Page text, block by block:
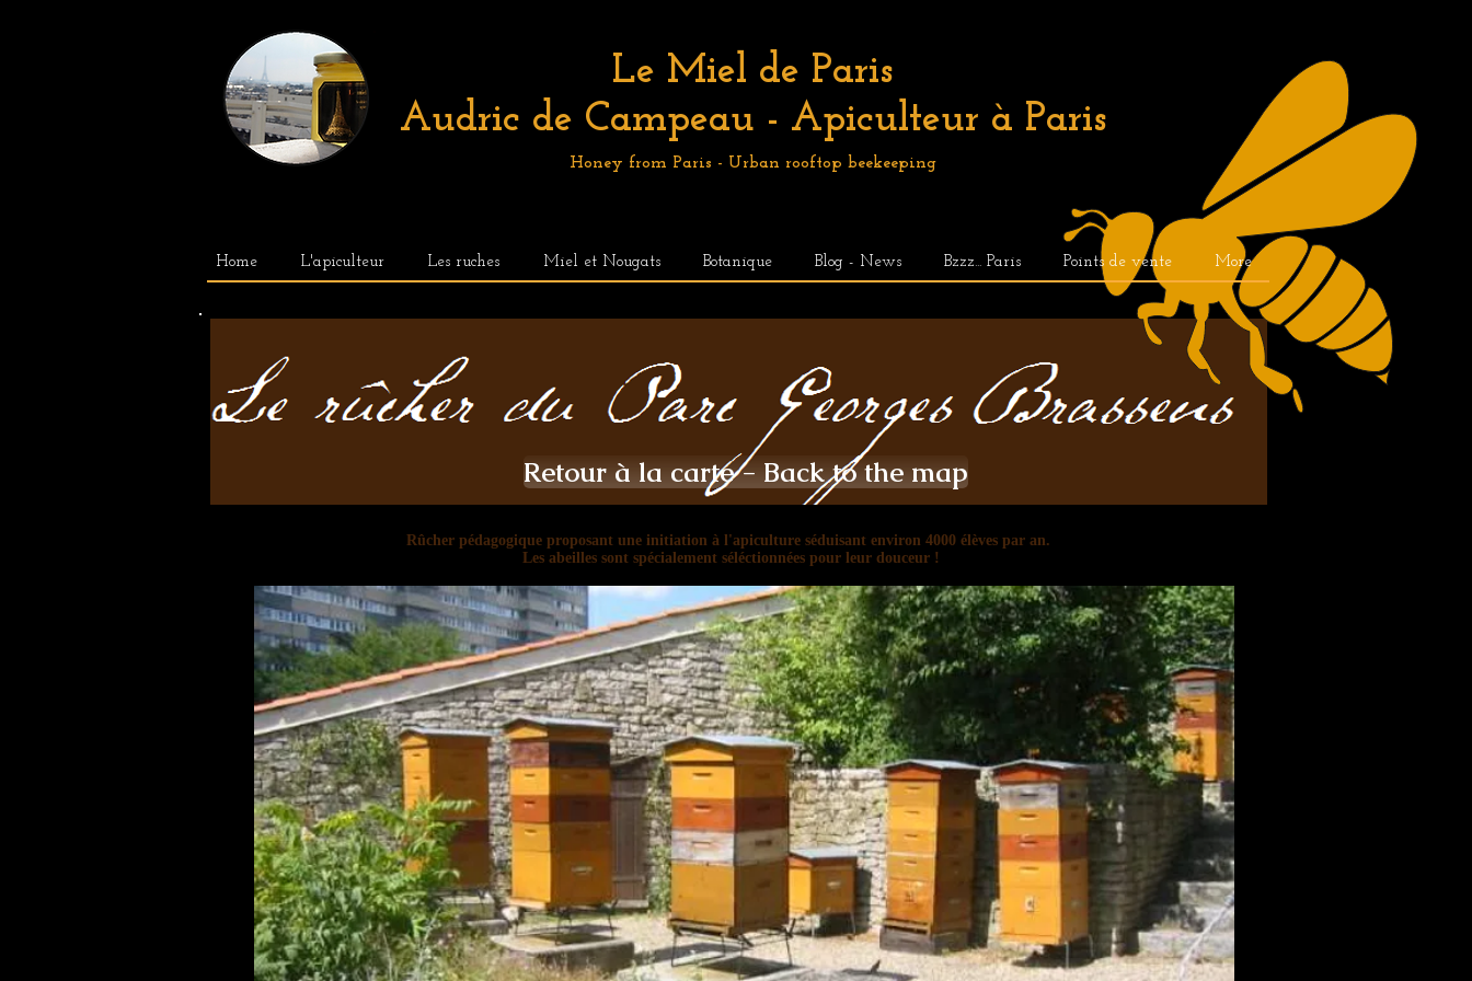
Le Miel de Paris
Audric de Campeau - Apiculteur à Paris
Honey from Paris - Urban rooftop beekeeping
Home L'apiculteur Les ruches Miel et Nougats Botanique Blog - News Bzzz... Paris Points de vente More
Retour à la carte - Back to the map
Rûcher pédagogique proposant une initiation à l'apiculture séduisant environ 4000 élèves par an.
Les abeilles sont spécialement séléctionnées pour leur douceur !